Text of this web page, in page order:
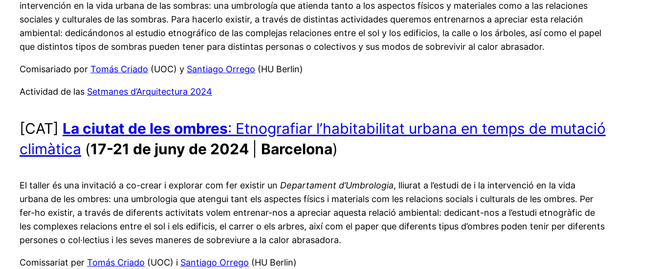
intervención en la vida urbana de las sombras: una umbrología que atienda tanto a los aspectos físicos y materiales como a las relaciones
sociales y culturales de las sombras. Para hacerlo existir, a través de distintas actividades queremos entrenarnos a apreciar esta relación
ambiental: dedicándonos al estudio etnográfico de las complejas relaciones entre el sol y los edificios, la calle o los árboles, así como el papel
que distintos tipos de sombras pueden tener para distintas personas o colectivos y sus modos de sobrevivir al calor abrasador.
Comisariado por Tomás Criado (UOC) y Santiago Orrego (HU Berlin)
Actividad de las Setmanes d’Arquitectura 2024
[CAT] La ciutat de les ombres: Etnografiar l’habitabilitat urbana en temps de mutació
climàtica (17-21 de juny de 2024 Barcelona)
El taller és una invitació a co-crear i explorar com fer existir un Departament d’Umbrologia, lliurat a l’estudi de i la intervenció en la vida
urbana de les ombres: una umbrologia que atengui tant els aspectes físics i materials com les relacions socials i culturals de les ombres. Per
fer-ho existir, a través de diferents activitats volem entrenar-nos a apreciar aquesta relació ambiental: dedicant-nos a l’estudi etnogràfic de
les complexes relacions entre el sol i els edificis, el carrer o els arbres, així com el paper que diferents tipus d’ombres poden tenir per diferents
persones o col·lectius i les seves maneres de sobreviure a la calor abrasadora.
Comissariat per Tomás Criado (UOC) i Santiago Orrego (HU Berlin)